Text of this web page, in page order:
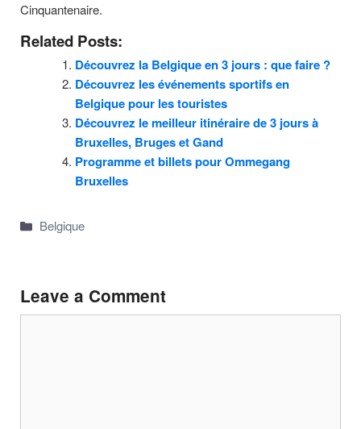
Cinquantenaire.
Related Posts:
Découvrez la Belgique en 3 jours : que faire ?
Découvrez les événements sportifs en
Belgique pour les touristes
Découvrez le meilleur itinéraire de 3 jours à
Bruxelles, Bruges et Gand
Programme et billets pour Ommegang
Bruxelles
Categories
Belgique
Leave a Comment